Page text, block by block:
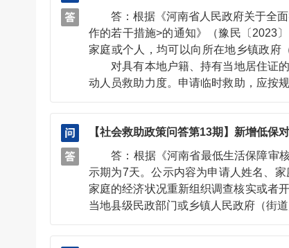
理”指备案工作由低保相关工作人员
河南省各级民政部门社会救助热线
答：根据《河南省人民政府关于全面
作的若干措施>的通知》（豫民〔
家庭或个人，均可以向所在地乡镇政府
对具有本地户籍、持有当地居住证的
动人员救助力度。申请临时救助，应按
患重病等特殊情况，帮助有困难的家
助线索后，要主动核查情况，对其
处）。咨询电话可从河南省各级
【社会救助政策问答第13期】新增低保
答：根据《河南省最低生活保障审核
示期为7天。公示内容为申请人姓名、
家庭的经济状况重新组织调查核实或
当地县级民政部门或乡镇人民政府（